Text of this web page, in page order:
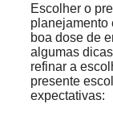
Escolher o
planejamento
boa dose de
algumas
refinar a
presente
expectativas: